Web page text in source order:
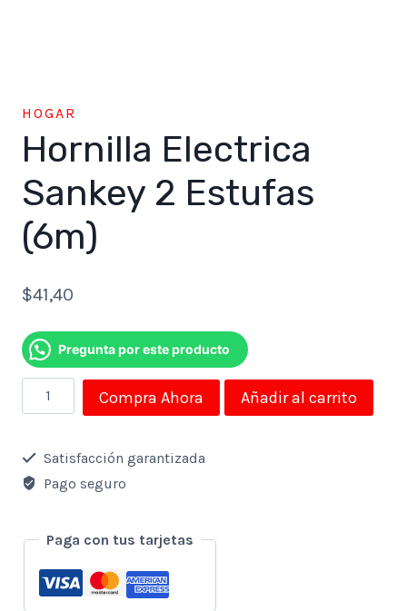
HOGAR
Hornilla Electrica
Sankey 2 Estufas
(6m)
$41,40
Pregunta por este producto
Hornilla
Electrica
Sankey
2
(6m)
Compra Ahora Añadir al carrito
Satisfacción garantizada
Pago seguro
Paga con tus tarjetas